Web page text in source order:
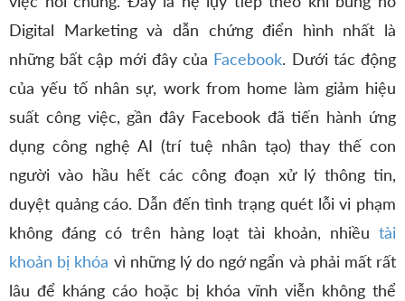
Digital Marketing và dẫn chứng điển hình nhất là
những bất cập mới đây của Facebook. Dưới tác động
của yếu tố nhân sự, work from home làm giảm hiệu
suất công việc, gần đây Facebook đã tiến hành ứng
dụng công nghệ AI (trí tuệ nhân tạo) thay thế con
người vào hầu hết các công đoạn xử lý thông tin,
duyệt quảng cáo. Dẫn đến tình trạng quét lỗi vi phạm
không đáng có trên hàng loạt tài khoản, nhiều tài
khoản bị khóa vì những lý do ngớ ngẩn và phải mất rất
lâu để kháng cáo hoặc bị khóa vĩnh viễn không thể